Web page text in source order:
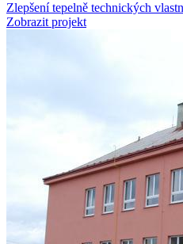
Zlepšení tepelně technických
Zobrazit projekt